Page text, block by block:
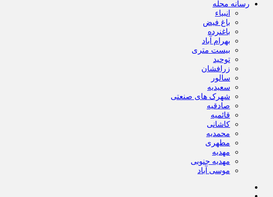
رسانه محله
انبیاء
باغ فیض
باغنرده
بهرام آباد
بیست متری
توحید
زرافشان
سالور
سعیدیه
شهرک های صنعتی
صادقیه
قائمیه
کاشانی
محمدیه
مطهری
مهدیه
مهدیه جنوبی
موسی آباد